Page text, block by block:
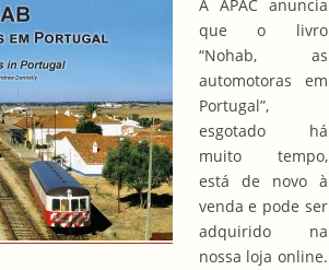
A APAC anuncia
que o livro
“Nohab, as
automotoras em
Portugal”,
esgotado há
muito tempo,
está de novo à
venda e pode ser
adquirido na
nossa loja online.